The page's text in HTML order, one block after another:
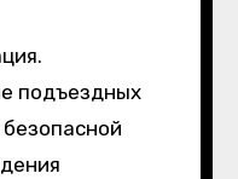
подъездных